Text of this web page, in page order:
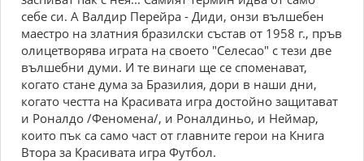
себе си. А Валдир Перейра - Диди, онзи вълшебен
маестро на златния бразилски състав от 1958 г., пръв
олицетворява играта на своето "Селесао" с тези две
вълшебни думи. И те винаги ще се споменават,
когато стане дума за Бразилия, дори в наши дни,
когато честта на Красивата игра достойно защитават
и Роналдо /Феномена/, и Роналдиньо, и Неймар,
които пък са само част от главните герои на Книга
Втора за Красивата игра Футбол.